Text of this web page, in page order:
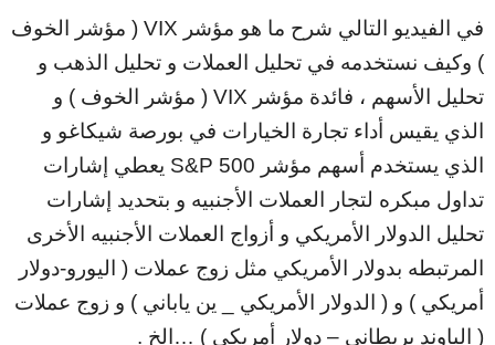
في الفيديو التالي شرح ما هو مؤشر VIX ( مؤشر الخوف
) وكيف نستخدمه في تحليل العملات و تحليل الذهب و
تحليل الأسهم ، فائدة مؤشر VIX ( مؤشر الخوف ) و
الذي يقيس أداء تجارة الخيارات في بورصة شيكاغو و
الذي يستخدم أسهم مؤشر S&P 500 يعطي إشارات
تداول مبكره لتجار العملات الأجنبيه و بتحديد إشارات
تحليل الدولار الأمريكي و أزواج العملات الأجنبيه الأخرى
المرتبطه بدولار الأمريكي مثل زوج عملات ( اليورو-دولار
أمريكي ) و ( الدولار الأمريكي _ ين ياباني ) و زوج عملات
( الباوند بريطاني – دولار أمريكي ) …الخ .